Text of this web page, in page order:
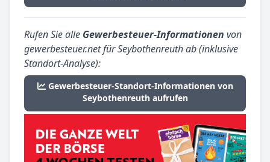
Rufen Sie alle Gewerbesteuer-Informationen von
gewerbesteuer.net für Seybothenreuth ab (inklusive
Standort-Analyse):
Gewerbesteuer-Standort-Informationen von
Seybothenreuth aufrufen